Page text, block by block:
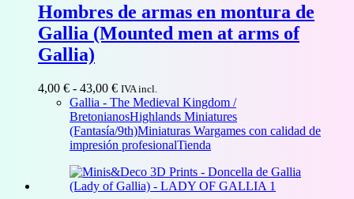
Hombres de armas en montura de
Gallia (Mounted men at arms of
Gallia)
4,00 € - 43,00 €Rango
de
precios:
desde
4,00 €
43,00 €
IVA incl.
Gallia - The Medieval Kingdom /
BretonianosHighlands Miniatures
(Fantasía/9th)Miniaturas Wargames con calidad de
impresión profesionalTienda